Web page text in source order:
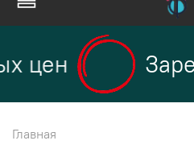
цен
Главная